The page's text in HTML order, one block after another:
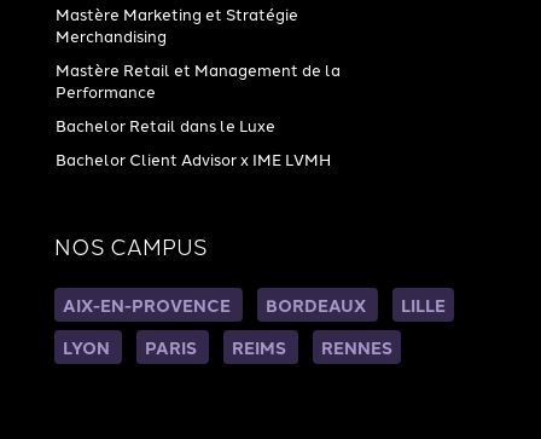
Mastère Marketing et Stratégie
Merchandising
Mastère Retail et Management de la
Performance
Bachelor Retail dans le Luxe
Bachelor Client Advisor x IME LVMH
NOS CAMPUS
AIX-EN-PROVENCE BORDEAUX
LILLE
LYON
PARIS REIMS RENNES